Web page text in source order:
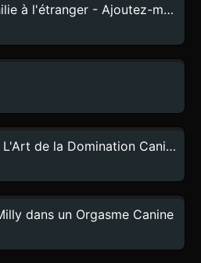
Ressources de zoophilie à l'étranger - Ajoutez-moi sur QQ2750430850
16:06
4:49
Inégalités Fétichistes: L'Art de la Domination Canine
1:16
dans un Orgasme Canine
0:58